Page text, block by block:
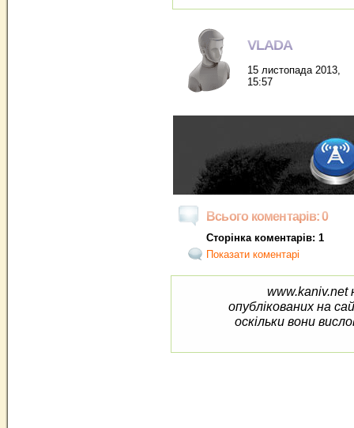
VLADA
15 листопада 2013,
15:57
Всього коментарів: 0
Сторінка коментарів: 1
Показати коментарі
www.kaniv.net
опублікованих на
оскільки вони